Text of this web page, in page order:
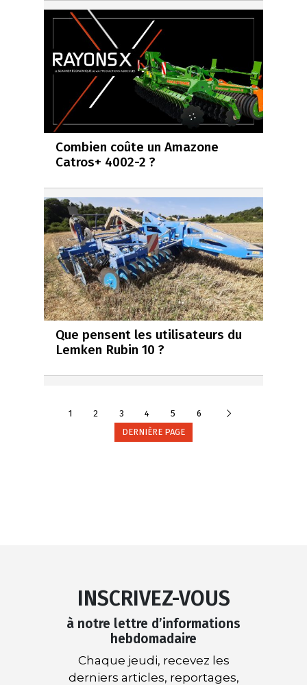
Combien coûte un Amazone
Catros+ 4002-2 ?
Que pensent les utilisateurs du
Lemken Rubin 10 ?
1 2 3 4 5 6
DERNIÈRE PAGE
INSCRIVEZ-VOUS
à notre lettre d’informations
hebdomadaire
Chaque jeudi, recevez les
derniers articles, reportages,